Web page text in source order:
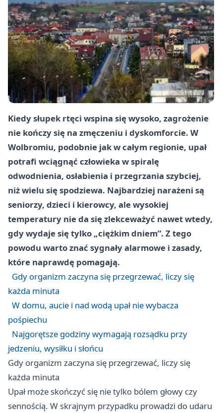
Kiedy słupek rtęci wspina się wysoko, zagrożenie
nie kończy się na zmęczeniu i dyskomforcie. W
Wolbromiu, podobnie jak w całym regionie, upał
potrafi wciągnąć człowieka w spiralę
odwodnienia, osłabienia i przegrzania szybciej,
niż wielu się spodziewa. Najbardziej narażeni są
seniorzy, dzieci i kierowcy, ale wysokiej
temperatury nie da się zlekceważyć nawet wtedy,
gdy wydaje się tylko „ciężkim dniem”. Z tego
powodu warto znać sygnały alarmowe i zasady,
które naprawdę pomagają.
Gdy organizm zaczyna się przegrzewać, liczy się
każda minuta
W domu, aucie i nad wodą upał nie wybacza
pośpiechu
Najgorętsze godziny wymagają rozsądku przy
jedzeniu, wysiłku i słońcu
Gdy organizm zaczyna się przegrzewać, liczy się
każda minuta
Upał może skończyć się nie tylko bólem głowy czy
sennością. W skrajnym przypadku prowadzi do udaru